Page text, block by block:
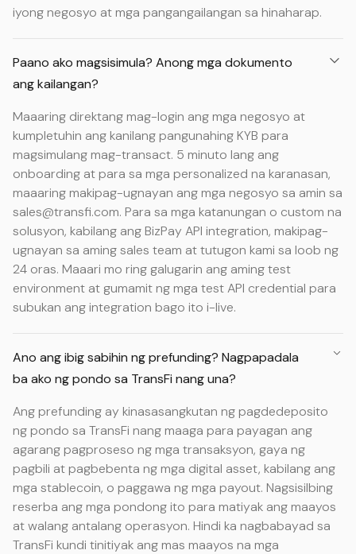
iyong negosyo at mga pangangailangan sa hinaharap.
Paano ako magsisimula? Anong mga dokumento
ang kailangan?
Maaaring direktang mag-login ang mga negosyo at
kumpletuhin ang kanilang pangunahing KYB para
magsimulang mag-transact. 5 minuto lang ang
onboarding at para sa mga personalized na karanasan,
maaaring makipag-ugnayan ang mga negosyo sa amin sa
sales@transfi.com. Para sa mga katanungan o custom na
solusyon, kabilang ang BizPay API integration, makipag-
ugnayan sa aming sales team at tutugon kami sa loob ng
24 oras. Maaari mo ring galugarin ang aming test
environment at gumamit ng mga test API credential para
subukan ang integration bago ito i-live.
Ano ang ibig sabihin ng prefunding? Nagpapadala
ba ako ng pondo sa TransFi nang una?
Ang prefunding ay kinasasangkutan ng pagdedeposito
ng pondo sa TransFi nang maaga para payagan ang
agarang pagproseso ng mga transaksyon, gaya ng
pagbili at pagbebenta ng mga digital asset, kabilang ang
mga stablecoin, o paggawa ng mga payout. Nagsisilbing
reserba ang mga pondong ito para matiyak ang maayos
at walang antalang operasyon. Hindi ka nagbabayad sa
TransFi kundi tinitiyak ang mas maayos na mga